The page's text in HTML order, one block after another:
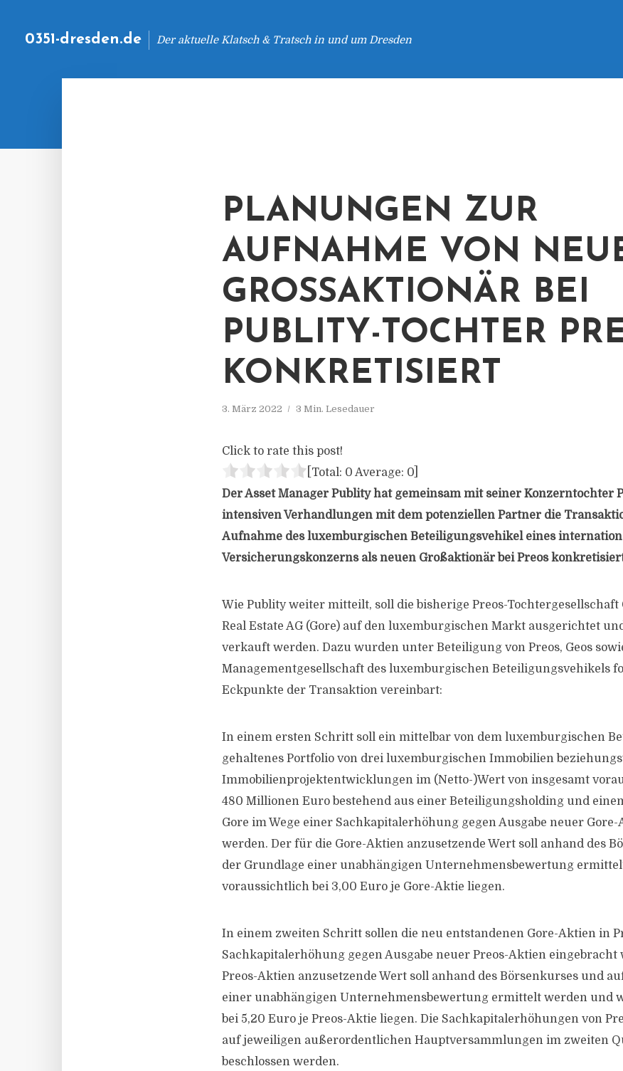
0351-dresden.de Der aktuelle Klatsch & Tratsch in und um Dresden
PLANUNGEN ZUR
AUFNAHME VON
GROSSAKTIONÄR BEI P
UBLITY-TOCHTER
ONKRETISIERT
3. März 2022 3 Min. Lesedauer
Click to rate this post!
[Total: 0 Average: 0
Der Asset Manager Publity hat gemeinsam mit seiner Konzerntochter
intensiven Verhandlungen mit dem potenziellen Partner die
Aufnahme des luxemburgischen Beteiligungsvehikel eines
Versicherungskonzerns als neuen Großaktionär bei Preos
Wie Publity weiter mitteilt, soll die bisherige Preos-Tochtergesellschaft
Real Estate AG (Gore) auf den luxemburgischen Markt ausgerichtet
verkauft werden. Dazu wurden unter Beteiligung von Preos, Geos
Managementgesellschaft des luxemburgischen Beteiligungsvehikels
Eckpunkte der Transaktion vereinbart:
In einem ersten Schritt soll ein mittelbar von dem luxemburgischen
gehaltenes Portfolio von drei luxemburgischen Immobilien
Immobilienprojektentwicklungen im (Netto-)Wert von insgesamt
480 Millionen Euro bestehend aus einer Beteiligungsholding und
Gore im Wege einer Sachkapitalerhöhung gegen Ausgabe neuer
werden. Der für die Gore-Aktien anzusetzende Wert soll anhand des
der Grundlage einer unabhängigen Unternehmensbewertung
voraussichtlich bei 3,00 Euro je Gore-Aktie liegen.
In einem zweiten Schritt sollen die neu entstandenen Gore-Aktien in
Sachkapitalerhöhung gegen Ausgabe neuer Preos-Aktien eingebracht
Preos-Aktien anzusetzende Wert soll anhand des Börsenkurses und
einer unabhängigen Unternehmensbewertung ermittelt werden und
bei 5,20 Euro je Preos-Aktie liegen. Die Sachkapitalerhöhungen von
auf jeweiligen außerordentlichen Hauptversammlungen im zweiten
beschlossen werden.